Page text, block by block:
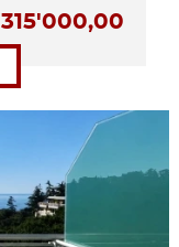
315'000,00